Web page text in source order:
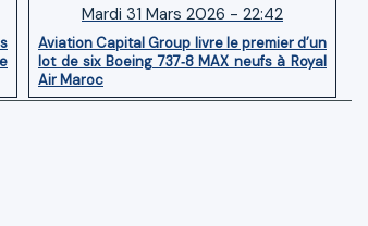
Mardi 31 Mars 2026 - 22:42
Aviation Capital Group livre le premier d’un
lot de six Boeing 737‑8 MAX neufs à Royal
Air Maroc